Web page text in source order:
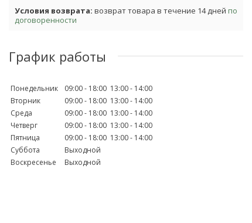
возврат товара в течение 14 дней по
договоренности
График работы
Понедельник 09:00 18:00 13:00
14:00
Вторник
09:00 18:00 13:00
14:00
Среда
09:00 18:00 13:00
14:00
Четверг
09:00 18:00 13:00
14:00
Пятница
09:00 18:00 13:00
14:00
Суббота
Выходной
Воскресенье
Выходной